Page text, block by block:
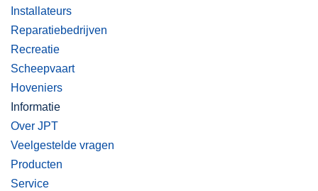
Installateurs
Reparatiebedrijven
Recreatie
Scheepvaart
Hoveniers
Informatie
Over JPT
Veelgestelde vragen
Producten
Service